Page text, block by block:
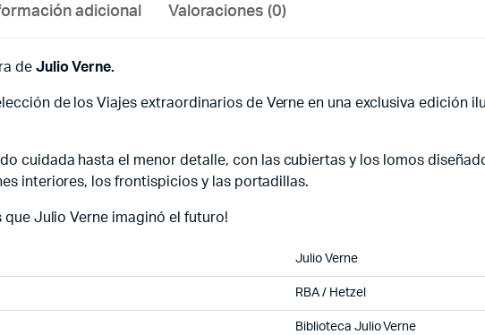
adicional Valoraciones (0)
de Julio Verne.
de los Viajes extraordinarios de Verne en una exclusiva edición
cuidada hasta el menor detalle, con las cubiertas y los lomos
interiores, los frontispicios y las portadillas.
que Julio Verne imaginó el futuro!
Julio Verne
RBA / Hetzel
Biblioteca Julio Verne